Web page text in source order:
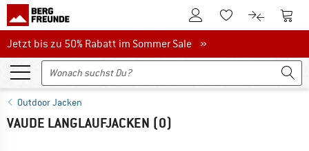
Zum KundenkontoZum Merkzettel.
Zum Zum
Jetzt bis zu 50% Rabatt im Sommer Sale
Jetzt bis zu 50% Rabatt im Sommer Sale »
Outdoor Jacken
VAUDE LANGLAUFJACKEN (0)